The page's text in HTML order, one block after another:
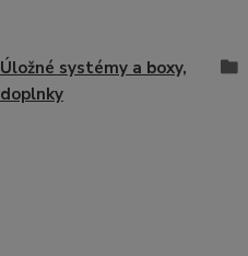
Úložné systémy a boxy,
doplnky